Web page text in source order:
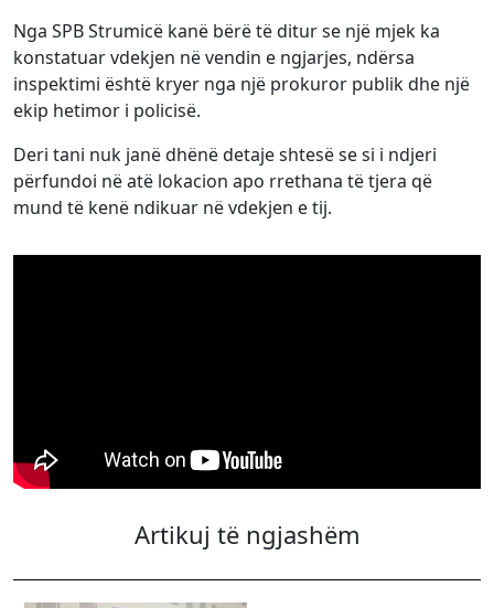
Nga SPB Strumicë kanë bërë të ditur se një mjek ka
konstatuar vdekjen në vendin e ngjarjes, ndërsa
inspektimi është kryer nga një prokuror publik dhe një
ekip hetimor i policisë.
Deri tani nuk janë dhënë detaje shtesë se si i ndjeri
përfundoi në atë lokacion apo rrethana të tjera që
mund të kenë ndikuar në vdekjen e tij.
Artikuj të ngjashëm